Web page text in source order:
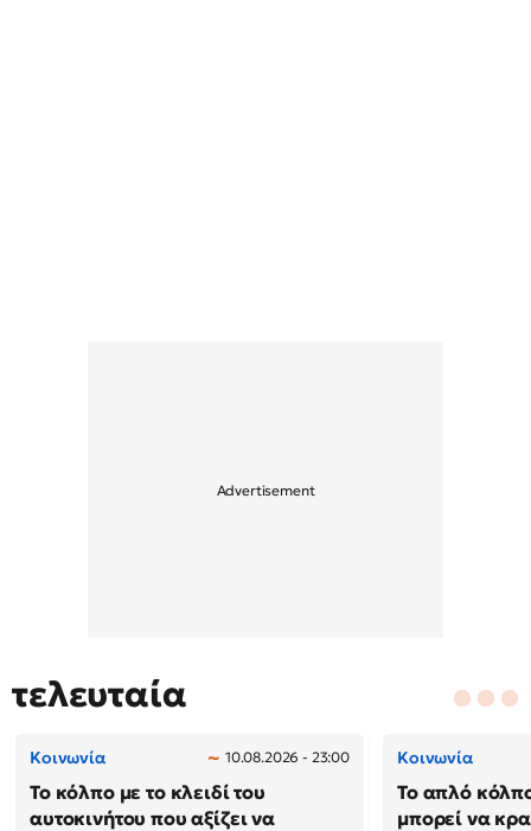
τελευταία
Κοινωνία 10.08.2026 - 23:00
Το κόλπο με το κλειδί του
αυτοκινήτου που αξίζει να
Κοινωνία
Το απλό
μπορεί να